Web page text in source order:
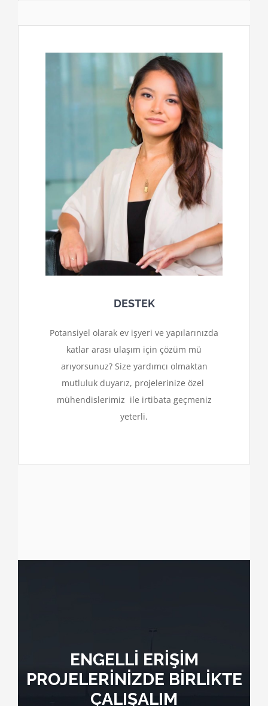
DESTEK
Potansiyel olarak ev işyeri ve yapılarınızda
katlar arası ulaşım için çözüm mü
arıyorsunuz? Size yardımcı olmaktan
mutluluk duyarız, projelerinize özel
mühendislerimiz ile irtibata geçmeniz
yeterli.
ENGELLİ ERİŞİM
PROJELERİNİZDE BİRLİKTE
ÇALIŞALIM